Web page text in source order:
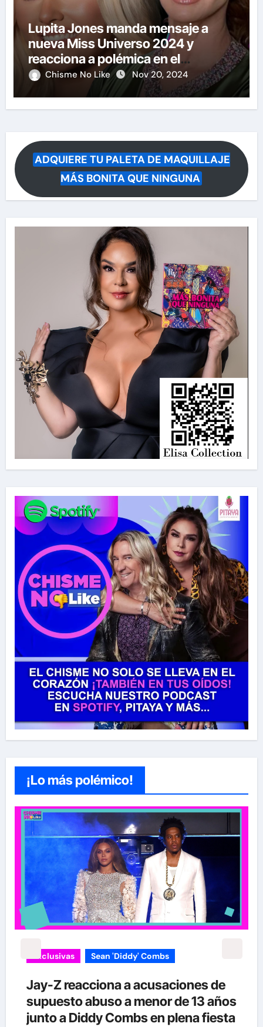
Lupita Jones manda mensaje a
nueva Miss Universo 2024 y
reacciona a polémica en el
certamen
Chisme No Like Nov 20, 2024
ADQUIERE TU PALETA DE MAQUILLAJE
MÁS BONITA QUE NINGUNA
¡Lo más polémico!
Exclusivas Sean 'Diddy' Combs
Jay-Z reacciona a acusaciones de
supuesto abuso a menor de 13 años
junto a Diddy Combs en plena fiesta